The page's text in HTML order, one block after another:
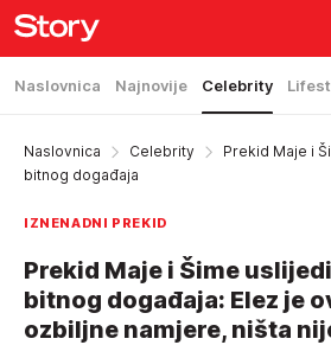
Naslovnica Najnovije Celebrity
Naslovnica Celebrity
Prekid Maje i
bitnog događaja
IZNENADNI PREKID
Prekid Maje i Šime
bitnog događaja: Elez je
ozbiljne namjere, ništa